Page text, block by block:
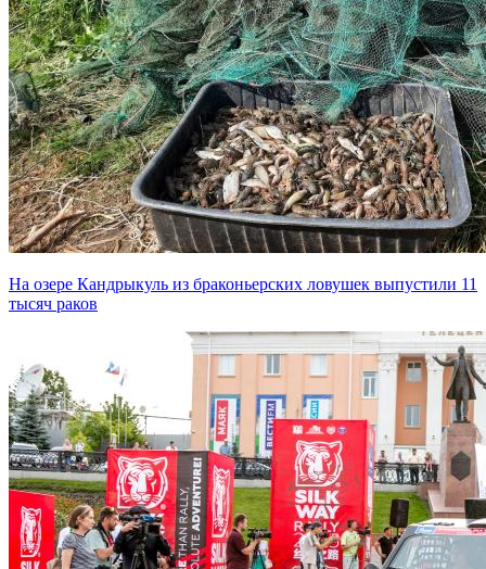
На озере Кандрыкуль из браконьерских ловушек выпустили 11
тысяч раков